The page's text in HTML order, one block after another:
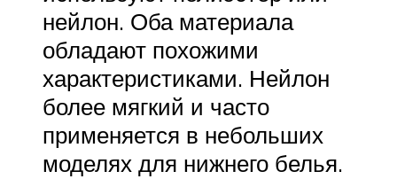
нейлон. Оба материала
обладают похожими
характеристиками. Нейлон
более мягкий и часто
применяется в небольших
моделях для нижнего белья.